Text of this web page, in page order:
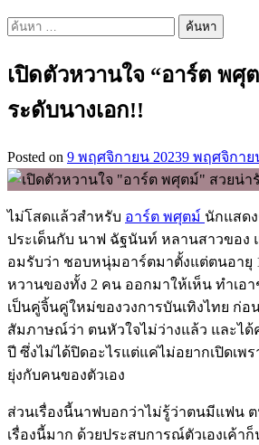
ค้นหา
เปิดตัวหวานใจ “อาร์ต พศุ
ระดับนางเอก!!
Posted on 9 พฤศจิกายน 20239 พฤศจิกาย
ไม่โสดแล้วสำหรับ อาร์ต พศุตม์ นักแสด
ประเด็นกับ นาฟ ฉัฐนันท์ หลานสาวของ
อมรับว่า ชอบหนุ่มอาร์ตมาตั้งแต่ตนอายุ
หวานของทั้ง 2 คน ออกมาให้เห็น ทำเอา
เป็นคู่จิ้นคู่ใหม่ของวงการบันเทิงไทย ก่
สัมภาษณ์ว่า ตนหัวใจไม่ว่างแล้ว และไ
ปี ซึ่งไม่ได้ปิดอะไรแต่แค่ไม่อยากเปิดเพ
ยุ่งกับคนของตัวเอง
ส่วนเรื่องนี้นาฟบอกว่าไม่รู้ว่าตนมีแฟน
เรื่องนี้มาก ด้วยประสบการณ์ตัวเองเค้าก็